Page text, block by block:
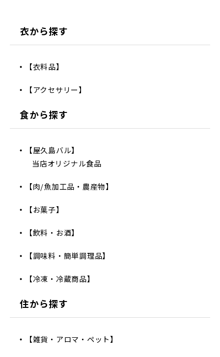
衣から探す
【衣料品】
【アクセサリー】
食から探す
【屋久島バル】
当店オリジナル食品
【肉/魚加工品・農産物】
【お菓子】
【飲料・お酒】
【調味料・簡単調理品】
【冷凍・冷蔵商品】
住から探す
【雑貨・アロマ・ペット】